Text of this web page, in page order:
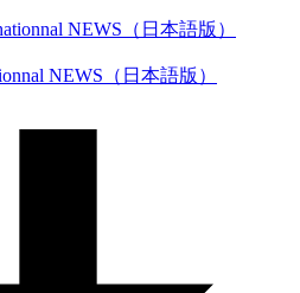
NEWS（日本語版）